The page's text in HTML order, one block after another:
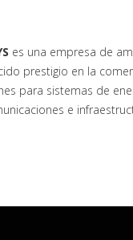
es una empresa de
prestigio en la
para sistemas de
e